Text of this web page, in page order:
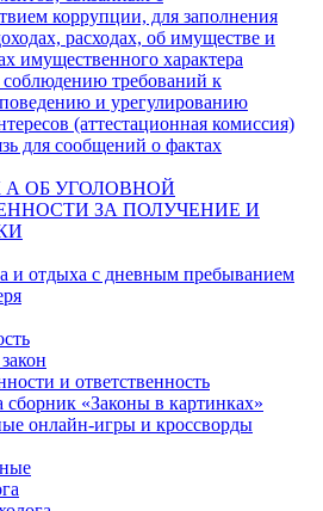
коррупции, для заполнения
расходах, об имуществе и
имущественного характера
требований к
и урегулированию
(аттестационная комиссия)
для сообщений о фактах
А ОБ УГОЛОВНОЙ
ЗА ПОЛУЧЕНИЕ И
и отдыха с дневным пребыванием
и ответственность
«Законы в картинках»
онлайн-игры и кроссворды